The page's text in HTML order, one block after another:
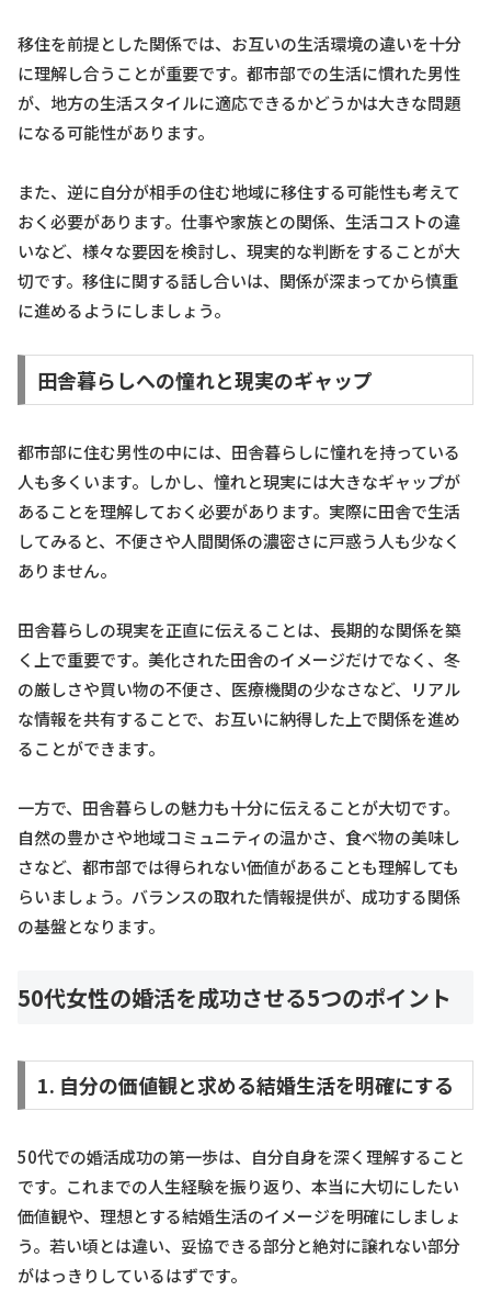
移住を前提とした関係では、お互いの生活環境の違いを十分
に理解し合うことが重要です。都市部での生活に慣れた男性
が、地方の生活スタイルに適応できるかどうかは大きな問題
になる可能性があります。
また、逆に自分が相手の住む地域に移住する可能性も考えて
おく必要があります。仕事や家族との関係、生活コストの違
いなど、様々な要因を検討し、現実的な判断をすることが大
切です。移住に関する話し合いは、関係が深まってから慎重
に進めるようにしましょう。
田舎暮らしへの憧れと現実のギャップ
都市部に住む男性の中には、田舎暮らしに憧れを持っている
人も多くいます。しかし、憧れと現実には大きなギャップが
あることを理解しておく必要があります。実際に田舎で生活
してみると、不便さや人間関係の濃密さに戸惑う人も少なく
ありません。
田舎暮らしの現実を正直に伝えることは、長期的な関係を築
く上で重要です。美化された田舎のイメージだけでなく、冬
の厳しさや買い物の不便さ、医療機関の少なさなど、リアル
な情報を共有することで、お互いに納得した上で関係を進め
ることができます。
一方で、田舎暮らしの魅力も十分に伝えることが大切です。
自然の豊かさや地域コミュニティの温かさ、食べ物の美味し
さなど、都市部では得られない価値があることも理解しても
らいましょう。バランスの取れた情報提供が、成功する関係
の基盤となります。
50代女性の婚活を成功させる5つのポイント
1. 自分の価値観と求める結婚生活を明確にする
50代での婚活成功の第一歩は、自分自身を深く理解すること
です。これまでの人生経験を振り返り、本当に大切にしたい
価値観や、理想とする結婚生活のイメージを明確にしましょ
う。若い頃とは違い、妥協できる部分と絶対に譲れない部分
がはっきりしているはずです。